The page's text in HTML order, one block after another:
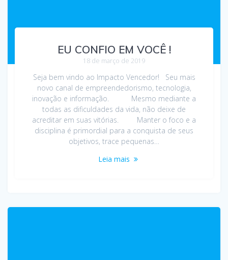
EU CONFIO EM VOCÊ !
18 de março de 2019
Seja bem vindo ao Impacto Vencedor! Seu mais
novo canal de empreendedorismo, tecnologia,
inovação e informação. Mesmo mediante a
todas as dificuldades da vida, não deixe de
acreditar em suas vitórias. Manter o foco e a
disciplina é primordial para a conquista de seus
objetivos, trace pequenas…
Leia mais